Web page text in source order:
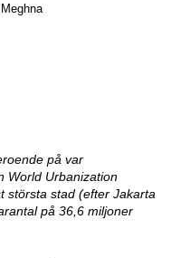
på var
World Urbanization
största stad (efter Jakarta
på 36,6 miljoner